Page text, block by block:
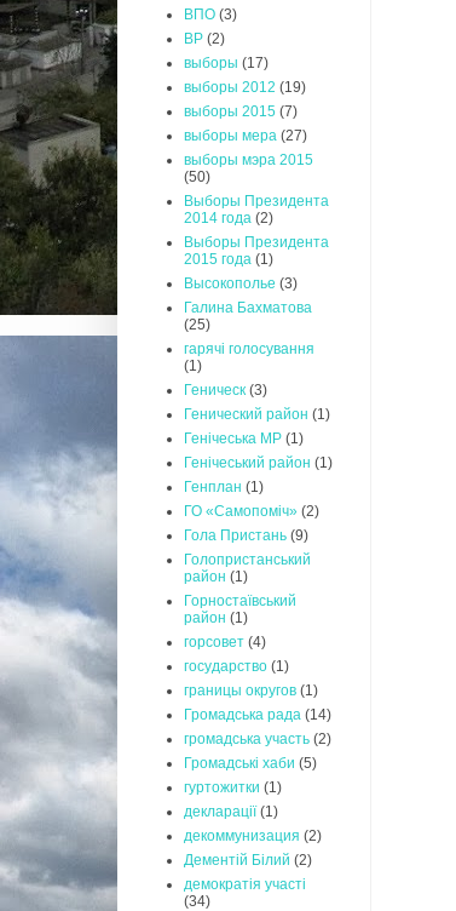
ВПО (3)
ВР (2)
выборы (17)
выборы 2012 (19)
выборы 2015 (7)
выборы мера (27)
выборы мэра 2015
(50)
Выборы Президента
2014 года (2)
Выборы Президента
2015 года (1)
Высокополье (3)
Галина Бахматова
(25)
гарячі голосування
(1)
Геническ (3)
Генический район (1)
Генічеська МР (1)
Генічеський район (1)
Генплан (1)
ГО «Самопоміч» (2)
Гола Пристань (9)
Голопристанський
район (1)
Горностаївський
район (1)
горсовет (4)
государство (1)
границы округов (1)
Громадська рада (14)
громадська участь (2)
Громадські хаби (5)
гуртожитки (1)
декларації (1)
декоммунизация (2)
Дементій Білий (2)
демократія участі
(34)